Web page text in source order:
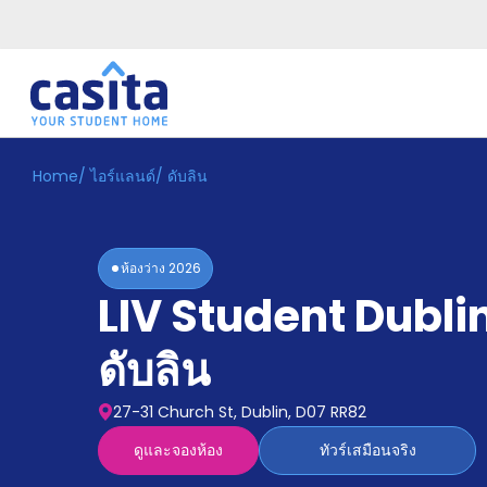
Home TH GBP
ระบบ
Accommodation
Home/ไอร์แลนด์/ ดับลิน
ห้องว่าง 2026
LIV Student
ดับลิน
27-31 Church St, Dublin, D07 RR82
ดูและจองห้อง
ทัวร์เสมือนจริง